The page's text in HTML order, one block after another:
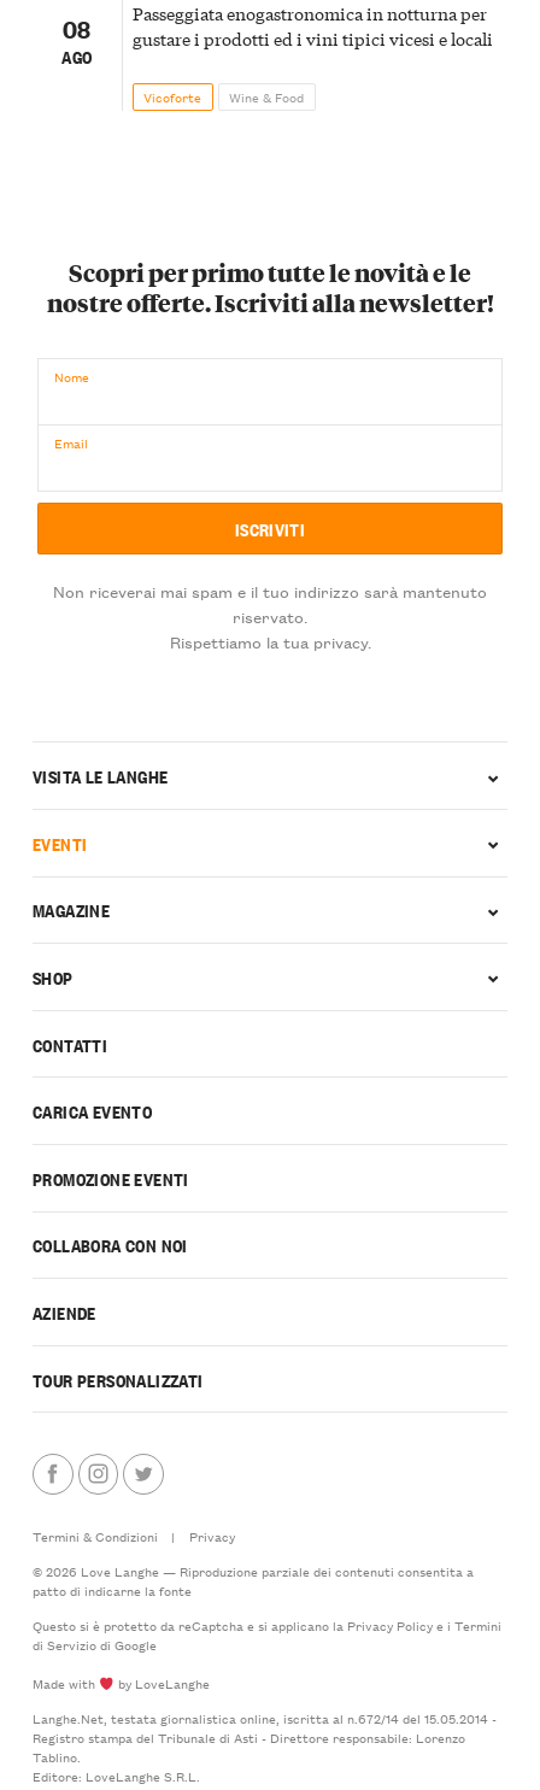
08
AGO
Passeggiata enogastronomica in notturna per
gustare i prodotti ed i vini tipici vicesi e locali
Vicoforte Wine & Food
Scopri per primo tutte le novità e le
nostre offerte. Iscriviti alla newsletter!
Nome
Email
Non riceverai mai spam e il tuo indirizzo sarà mantenuto
riservato.
Rispettiamo la tua privacy.
CONTATTI
CARICA EVENTO
PROMOZIONE EVENTI
COLLABORA CON NOI
AZIENDE
TOUR PERSONALIZZATI
VISITA LE LANGHE
EVENTI
MAGAZINE
SHOP
Termini & Condizioni |
Privacy
© 2026 Love Langhe — Riproduzione parziale dei contenuti consentita a
patto di indicarne la fonte
Questo si è protetto da reCaptcha e si applicano la Privacy Policye i Termini
di Serviziodi Google
Made with
by LoveLanghe
Langhe.Net, testata giornalistica online, iscritta al n.672/14 del 15.05.2014 -
Registro stampa del Tribunale di Asti - Direttore responsabile: Lorenzo
Tablino.
Editore: LoveLanghe S.R.L.